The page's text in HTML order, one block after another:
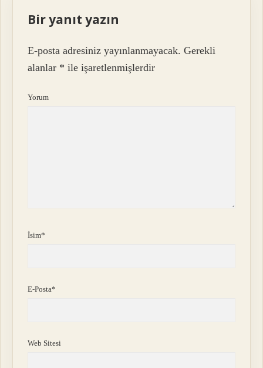
Bir yanıt yazın
E-posta adresiniz yayınlanmayacak. Gerekli
alanlar * ile işaretlenmişlerdir
Yorum
İsim*
E-Posta*
Web Sitesi